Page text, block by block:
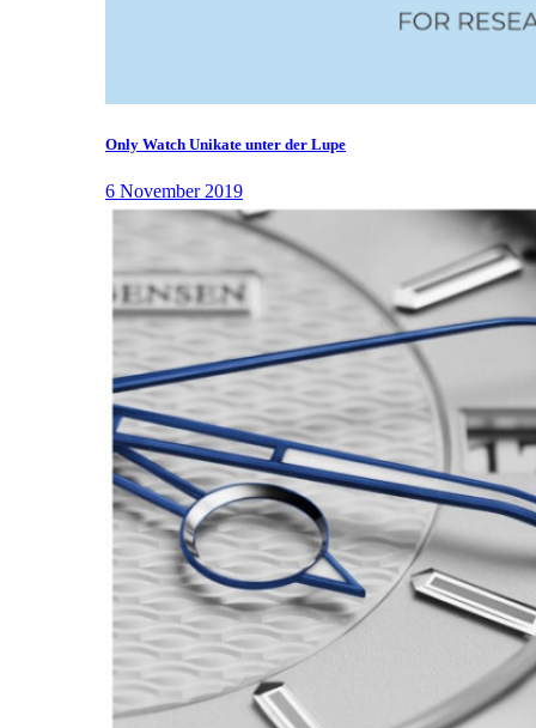
Only Watch Unikate unter der Lupe
6 November 2019